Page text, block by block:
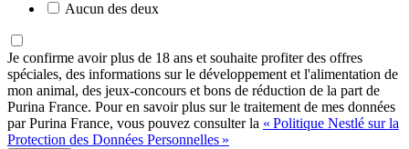
Aucun des deux
Je confirme avoir plus de 18 ans et souhaite profiter des offres
spéciales, des informations sur le développement et l'alimentation de
mon animal, des jeux-concours et bons de réduction de la part de
Purina France. Pour en savoir plus sur le traitement de mes données
par Purina France, vous pouvez consulter la « Politique Nestlé sur la
Protection des Données Personnelles »